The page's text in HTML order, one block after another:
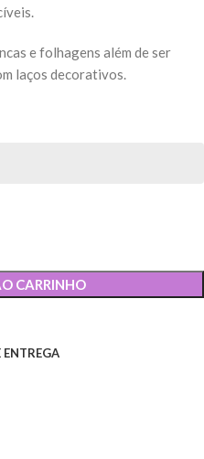
e folhagens além de ser
laços decorativos.
CARRINHO
ENTREGA